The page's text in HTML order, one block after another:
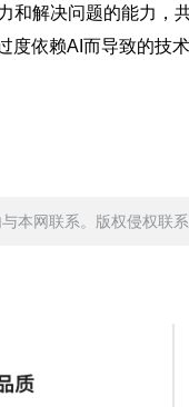
和解决问题的能力，
依赖AI而导致的技
本网联系。版权侵权联